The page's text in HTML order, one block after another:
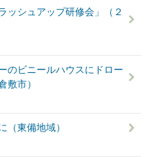
ッシュアップ研修会」（２
のビニールハウスにドロー
敷市）
（東備地域）